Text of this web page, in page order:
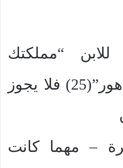
“مملكتك
مملكة كل الدهور”(25) فلا يجوز
– مهما كانت